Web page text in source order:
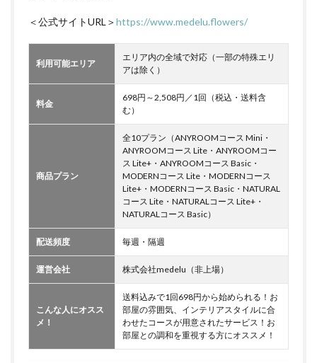
＜公式サイトURL＞https://www.medelu.flowers/
利用可能エリア
エリア内の全域で対応（一部の特殊エリ
アは除く）
料金
698円～2,508円／1回（税込・送料含
む）
商品プラン
全10プラン（ANYROOMコース Mini・
ANYROOMコース Lite・ANYROOMコー
ス Lite+・ANYROOMコース Basic・
MODERNコース Lite・MODERNコース
Lite+・MODERNコース Basic・NATURAL
コース Lite・NATURALコース Lite+・
NATURALコース Basic）
配送頻度 毎週・隔週
運営会社 株式会社medelu（非上場）
こんな人にオスス
メ！
送料込みで1回698円から始められる！お
部屋の雰囲気、インテリアスタイルに合
わせたコースが用意されたサービス！お
部屋との調和を重視する方にオススメ！